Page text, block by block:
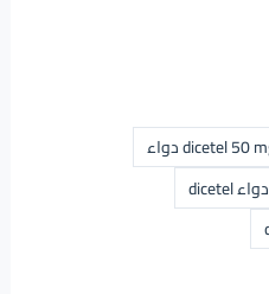
دواء dicetel